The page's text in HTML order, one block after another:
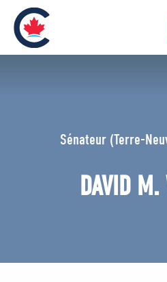
Vos députés
Exécutif national
Sénateur (Terre-
DAVID